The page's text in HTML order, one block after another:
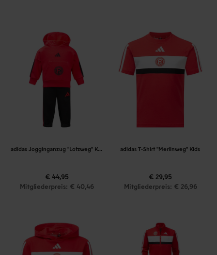
adidas Jogginganzug "Lotzweg" Kids
€ 44,95
Mitgliederpreis: € 40,46
adidas T-Shirt "Merlinweg" Kids
€ 29,95
Mitgliederpreis: € 26,96